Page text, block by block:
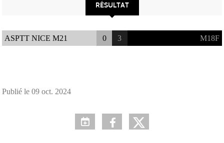
RÉSULTAT
ASPTT NICE M21 0 3 M18F
Publié le 09 oct. 2024